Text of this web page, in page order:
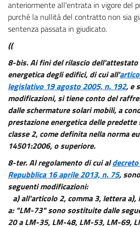
anteriormente all'entrata in vigore del
purché la nullità del contratto non sia
sentenza passata in giudicato.
((
8-bis.Ai fini del rilascio
energetica degli edifici, di cui all'
legislativo 19 agosto 2005, n. 192, e
modificazioni, si tiene conto del
dalle schermature solari mobili, a
prestazione energetica delle predette
classe 2, come definita nella norma
14501:2006, o superiore.
8-ter.Al regolamento di cui al
Repubblica 16 aprile 2013, n. 75,
seguenti modificazioni:
a) all'articolo 2, comma 3, lettera
a: "LM-73" sono sostituite dalle
20 a LM-35, LM-48, LM-53, LM-69,